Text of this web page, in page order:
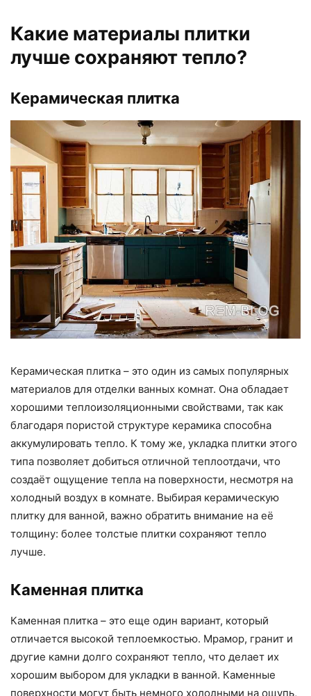
Какие материалы плитки
лучше сохраняют тепло?
Керамическая плитка
Керамическая плитка – это один из самых популярных
материалов для отделки ванных комнат. Она обладает
хорошими теплоизоляционными свойствами, так как
благодаря пористой структуре керамика способна
аккумулировать тепло. К тому же, укладка плитки этого
типа позволяет добиться отличной теплоотдачи, что
создаёт ощущение тепла на поверхности, несмотря на
холодный воздух в комнате. Выбирая керамическую
плитку для ванной, важно обратить внимание на её
толщину: более толстые плитки сохраняют тепло
лучше.
Каменная плитка
Каменная плитка – это еще один вариант, который
отличается высокой теплоемкостью. Мрамор, гранит и
другие камни долго сохраняют тепло, что делает их
хорошим выбором для укладки в ванной. Каменные
поверхности могут быть немного холодными на ощупь,